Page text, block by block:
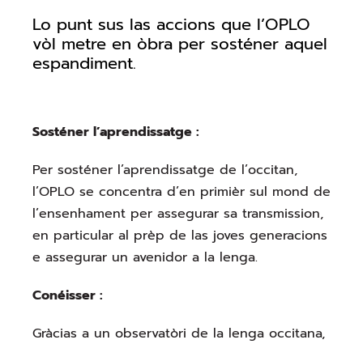
Lo punt sus las accions que l’OPLO
vòl metre en òbra per sosténer aquel
espandiment.
Sosténer l’aprendissatge :
Per sosténer l’aprendissatge de l’occitan,
l’OPLO se concentra d’en primièr sul mond de
l’ensenhament per assegurar sa transmission,
en particular al prèp de las joves generacions
e assegurar un avenidor a la lenga.
Conéisser :
Gràcias a un observatòri de la lenga occitana,